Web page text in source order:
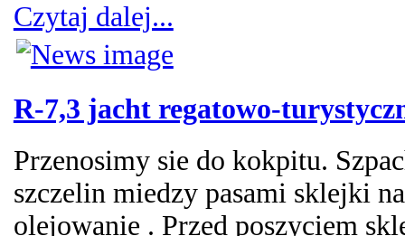
Czytaj dalej...
R-7,3 jacht regatowo-
Przenosimy sie do kokpitu.
szczelin miedzy pasami sklejki
olejowanie . Przed poszyciem